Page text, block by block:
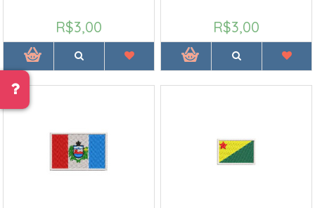
R$3,00 R$3,00